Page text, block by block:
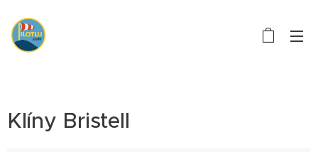
Klíny Bristell